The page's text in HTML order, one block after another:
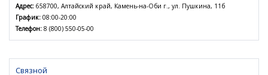
Адрес: 658700, Алтайский край, Камень-на-Оби г., ул. Пушкина, 11б
График: 08:00-20:00
Телефон: 8 (800) 550-05-00
Связной